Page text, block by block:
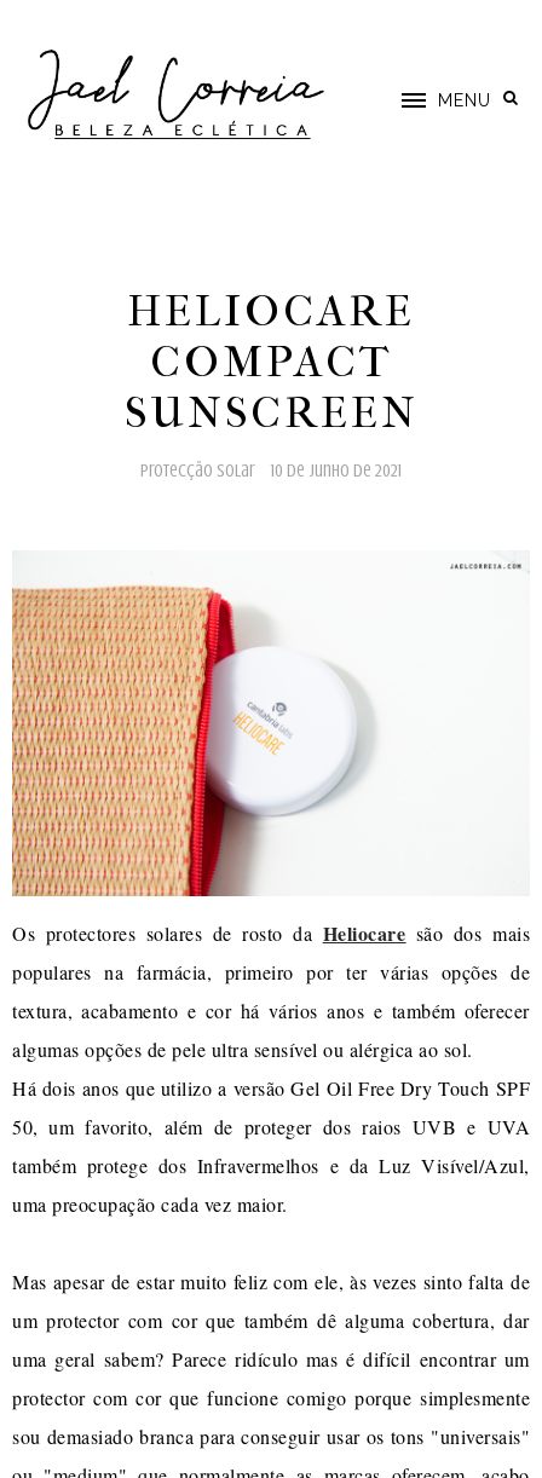
MENU
HELIOCARE
COMPACT
SUNSCREEN
protecção solar 10 de junho de 2021
Os protectores solares de rosto da Heliocare são dos mais
populares na farmácia, primeiro por ter várias opções de
textura, acabamento e cor há vários anos e também oferecer
algumas opções de pele ultra sensível ou alérgica ao sol.
Há dois anos que utilizo a versão Gel Oil Free Dry Touch SPF
50, um favorito, além de proteger dos raios UVB e UVA
também protege dos Infravermelhos e da Luz Visível/Azul,
uma preocupação cada vez maior.
Mas apesar de estar muito feliz com ele, às vezes sinto falta de
um protector com cor que também dê alguma cobertura, dar
uma geral sabem? Parece ridículo mas é difícil encontrar um
protector com cor que funcione comigo porque simplesmente
sou demasiado branca para conseguir usar os tons "universais"